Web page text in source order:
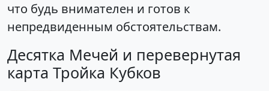
что будь внимателен и готов к
непредвиденным обстоятельствам.
Десятка Мечей и перевернутая
карта Тройка Кубков